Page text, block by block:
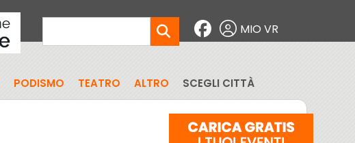
MIO VR
PODISMO TEATRO ALTRO SCEGLI CITTÀ